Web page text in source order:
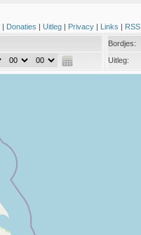
| Donaties | Uitleg | Privacy | Links | RSS
Bordjes:
Uitleg: